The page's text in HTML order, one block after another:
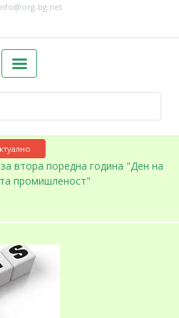
bg.net
втора поредна година "Ден на
промишленост"